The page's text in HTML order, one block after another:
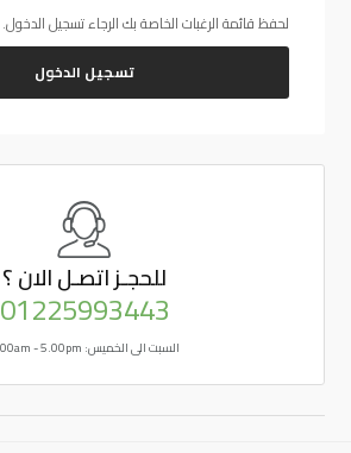
لحفظ قائمة الرغبات الخاصة بك الرجاء تسجيل الدخول.
تسجيل الدخول
للحجـزاتصـل الان ؟
01225993443
السبت الى الخميس: 9.00am - 5.00pm